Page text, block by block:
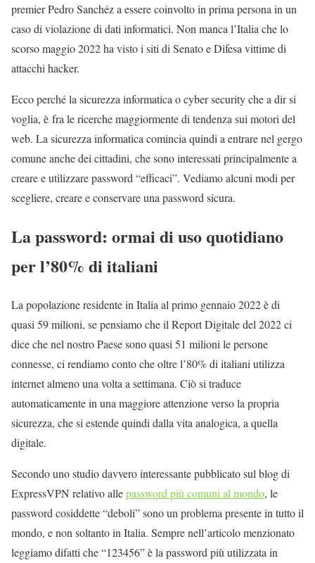
premier Pedro Sanchéz a essere coinvolto in prima persona in un
caso di violazione di dati informatici. Non manca l’Italia che lo
scorso maggio 2022 ha visto i siti di Senato e Difesa vittime di
attacchi hacker.
Ecco perché la sicurezza informatica o cyber security che a dir si
voglia, è fra le ricerche maggiormente di tendenza sui motori del
web. La sicurezza informatica comincia quindi a entrare nel gergo
comune anche dei cittadini, che sono interessati principalmente a
creare e utilizzare password “efficaci”. Vediamo alcuni modi per
scegliere, creare e conservare una password sicura.
La password: ormai di uso quotidiano
per l’80% di italiani
La popolazione residente in Italia al primo gennaio 2022 è di
quasi 59 milioni, se pensiamo che il Report Digitale del 2022 ci
dice che nel nostro Paese sono quasi 51 milioni le persone
connesse, ci rendiamo conto che oltre l’80% di italiani utilizza
internet almeno una volta a settimana. Ciò si traduce
automaticamente in una maggiore attenzione verso la propria
sicurezza, che si estende quindi dalla vita analogica, a quella
digitale.
Secondo uno studio davvero interessante pubblicato sul blog di
ExpressVPN relativo allepassword più comuni al mondo, le
password cosiddette “deboli” sono un problema presente in tutto il
mondo, e non soltanto in Italia. Sempre nell’articolo menzionato
leggiamo difatti che “123456” è la password più utilizzata in